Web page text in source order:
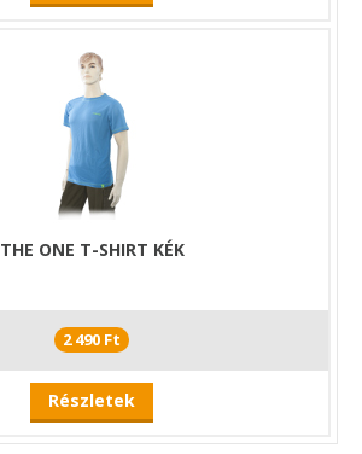
THE ONE T-SHIRT KÉK
2 490 Ft
Részletek